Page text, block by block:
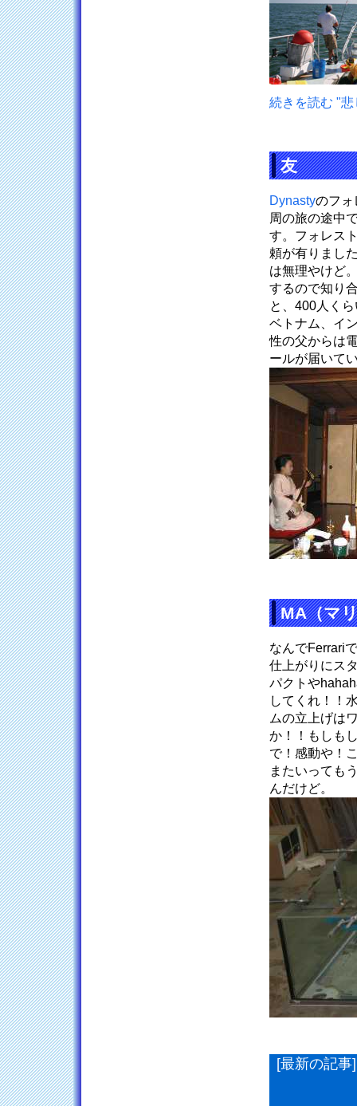
続きを読む "悲
友
Dynastyのフォ
周の旅の途中
す。フォレス
頼が有りまし
は無理やけど
するので知り
と、400人く
ベトナム、イ
性の父からは
ールが届いて
MA（マ
なんでFerrari
仕上がりにス
パクトや
してくれ！！
ムの立上げは
か！！もしも
で！感動や！
またいっても
んだけど。
[最新の記事]